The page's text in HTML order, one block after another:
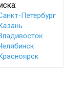
Петербург